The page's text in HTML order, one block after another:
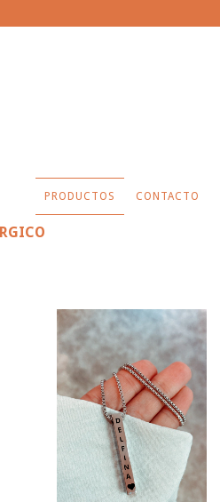
PRODUCTOS CONTACTO